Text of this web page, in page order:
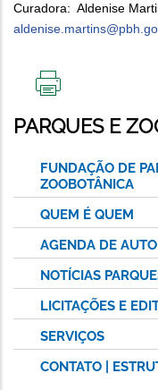
Curadora: Aldenise
ESTA
PÁGINA
PARQUES E
FUNDAÇÃO DE
ZOOBOTÂNICA
QUEM É QUEM
AGENDA DE
NOTÍCIAS
LICITAÇÕES E
SERVIÇOS
CONTATO |